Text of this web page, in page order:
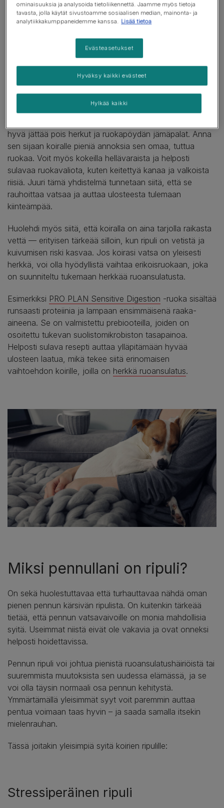
Koirallani on ripuli – mitä
Huomaako, että koirallasi on vatsavaivoja? Se voi olla
huolestuttavaa, mutta onneksi omistajana voit tehdä
paljon kotona auttaaksesi nelijalkaista ystävääsi
hyvä jättää pois herkut ja ruokapöydän jämäpalat. Anna
sen sijaan koiralle pieniä annoksia sen omaa, tuttua
ruokaa. Voit myös kokeilla hellävaraista ja helposti
sulavaa ruokavaliota, kuten keitettyä kanaa ja valkoista
riisiä. Juuri tämä yhdistelmä tunnetaan siitä, että se
rauhoittaa vatsaa ja auttaa ulosteesta tulemaan
kiinteämpää.
Huolehdi myös siitä, että koiralla on aina tarjolla raikasta
vettä — erityisen tärkeää silloin, kun ripuli on vetistä ja
kuivumisen riski kasvaa. Jos koirasi vatsa on yleisesti
herkkä, voi olla hyödyllistä vaihtaa erikoisruokaan, joka
on suunniteltu tukemaan herkkää ruoansulatusta.
Esimerkiksi PRO PLAN Sensitive Digestion -ruoka sisältää
runsaasti proteiinia ja lampaan ensimmäisenä raaka-
aineena. Se on valmistettu prebiooteilla, joiden on
osoitettu tukevan suolistomikrobiston tasapainoa.
Helposti sulava resepti auttaa ylläpitämään hyvää
ulosteen laatua, mikä tekee siitä erinomaisen
vaihtoehdon koirille, joilla on herkkä ruoansulatus.
Miksi pennullani on ripuli?
On sekä huolestuttavaa että turhauttavaa nähdä oman
pienen pennun kärsivän ripulista. On kuitenkin tärkeää
tietää, että pennun vatsavaivoille on monia mahdollisia
syitä. Useimmat niistä eivät ole vakavia ja ovat onneksi
helposti hoidettavissa.
Pennun ripuli voi johtua pienistä ruoansulatushäiriöistä tai
suuremmista muutoksista sen uudessa elämässä, ja se
voi olla täysin normaali osa pennun kehitystä.
Ymmärtämällä yleisimmät syyt voit paremmin auttaa
pentua voimaan taas hyvin – ja saada samalla itsekin
mielenrauhan.
Tässä joitakin yleisimpiä syitä koirien ripulille:
Stressiperäinen ripuli
ominaisuuksia ja analysoida tietoliikennettä. Jaamme myös tietoja
tavasta, jolla käytät sivustoamme sosiaalisen median, mainonta- ja
analytiikkakumppaneidemme kanssa. Lisää tietoa
Evästeasetukset
Hylkää kaikki
Hyväksy kaikki evästeet